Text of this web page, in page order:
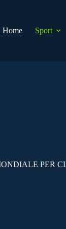
Home
Sport
PER